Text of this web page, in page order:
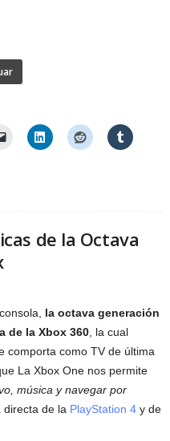
de la Octava
la octava generación
de la Xbox 360 , la cual
comporta como TV de última
La Xbox One nos permite
música y navegar por
directa de la PlayStation 4 y de